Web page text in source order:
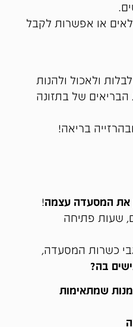
או אפשרות לקבל
ולאכול ולהנות
הבריאים של בתזונה
בריאה!
את המסעדה עצמה!
שעות פתיחה
כשרות המסעדה,
בה?
מנות שמתאימות